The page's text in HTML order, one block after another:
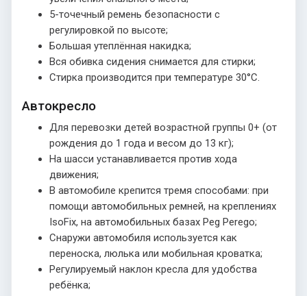
5-точечный ремень безопасности с
регулировкой по высоте;
Большая утеплённая накидка;
Вся обивка сидения снимается для стирки;
Стирка производится при температуре 30°С.
Автокресло
Для перевозки детей возрастной группы 0+ (от
рождения до 1 года и весом до 13 кг);
На шасси устанавливается против хода
движения;
В автомобиле крепится тремя способами: при
помощи автомобильных ремней, на креплениях
IsoFix, на автомобильных базах Peg Perego;
Снаружи автомобиля используется как
переноска, люлька или мобильная кроватка;
Регулируемый наклон кресла для удобства
ребёнка;